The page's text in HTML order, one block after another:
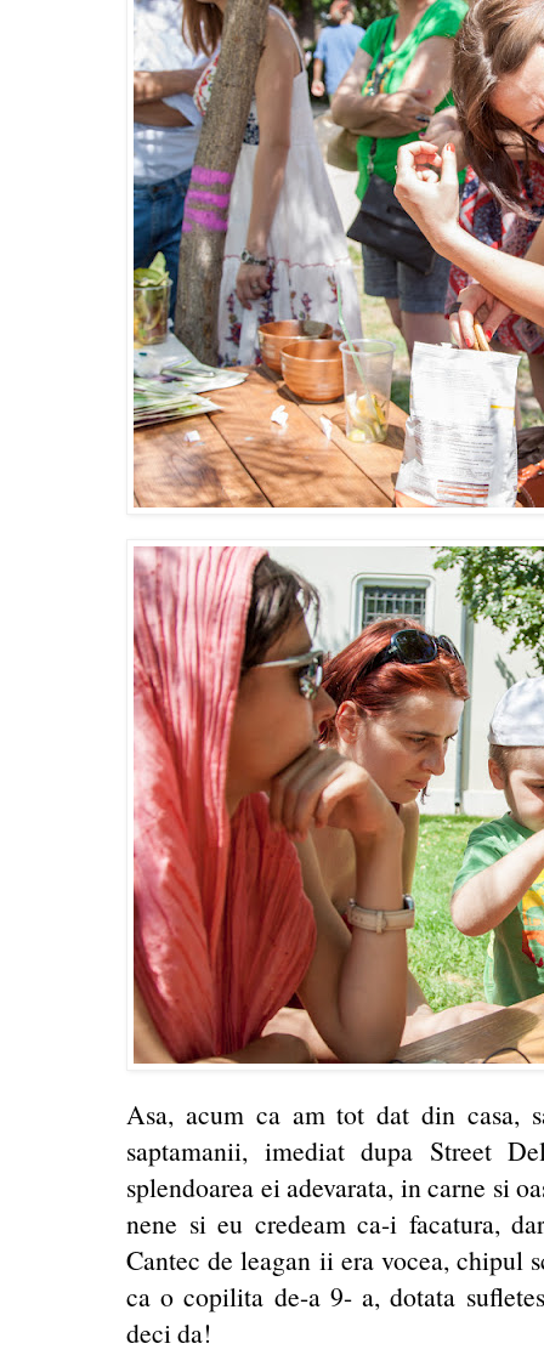
Asa, acum ca am tot dat din casa,
saptamanii, imediat dupa Street
splendoarea ei adevarata, in carne si
nene si eu credeam ca-i facatura,
Cantec de leagan ii era vocea, chipul
ca o copilita de-a 9- a, dotata
deci da!